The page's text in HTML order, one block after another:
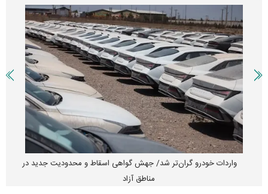
واردات خودرو گران‌تر شد/ جهش گواهی اسقاط و محدودیت جدید در
مناطق آزاد